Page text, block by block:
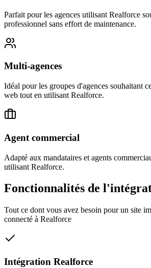
Parfait pour les agences utilisant Realforce
professionnel sans effort de maintenance.
Multi-agences
Idéal pour les groupes d'agences souhaitant
web tout en utilisant Realforce.
Agent commercial
Adapté aux mandataires et agents
utilisant Realforce.
Fonctionnalités de
Tout ce dont vous avez besoin pour un site
connecté à Realforce
Intégration Realforce